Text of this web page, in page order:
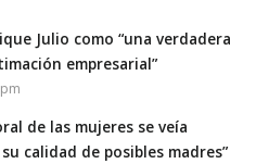
Julio como “una verdadera
empresarial”
de las mujeres se veía
calidad de posibles madres”